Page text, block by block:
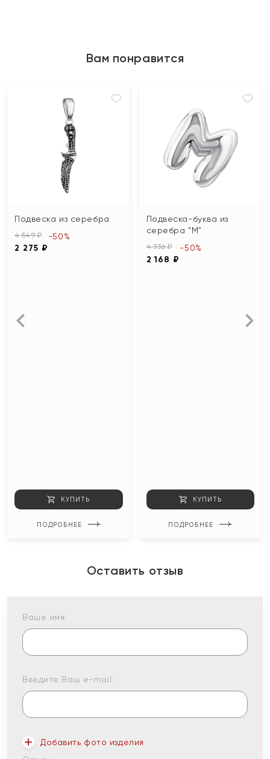
Вам понравится
Подвеска из серебра
4 549 ₽
2 275 ₽
-50%
КУПИТЬ
ПОДРОБНЕЕ
Подвеска-буква из
серебра "М"
4 336 ₽
2 168 ₽
-50%
КУПИТЬ
ПОДРОБНЕЕ
Оставить отзыв
Ваше имя:
Введите Ваш e-mail:
Добавить фото изделия